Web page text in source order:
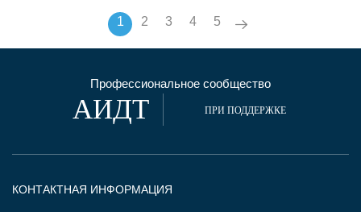
1 2 3 4 5
Профессиональное сообщество
АИДТ ПРИ ПОДДЕРЖКЕ
КОНТАКТНАЯ ИНФОРМАЦИЯ